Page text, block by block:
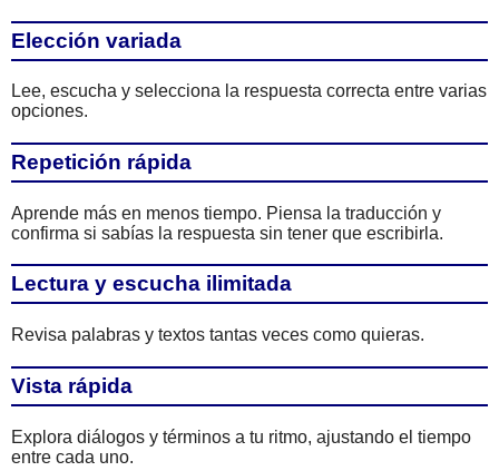
Elección variada
Lee, escucha y selecciona la respuesta correcta entre varias
opciones.
Repetición rápida
Aprende más en menos tiempo. Piensa la traducción y
confirma si sabías la respuesta sin tener que escribirla.
Lectura y escucha ilimitada
Revisa palabras y textos tantas veces como quieras.
Vista rápida
Explora diálogos y términos a tu ritmo, ajustando el tiempo
entre cada uno.